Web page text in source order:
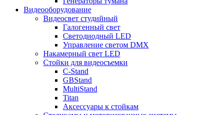
Видеооборудование
Видеосвет студийный
Галогенный свет
Светодиодный LED
Управление светом DMX
Накамерный свет LED
Стойки для видеосъемки
C-Stand
GBStand
MultiStand
Titan
Аксессуары к стойкам